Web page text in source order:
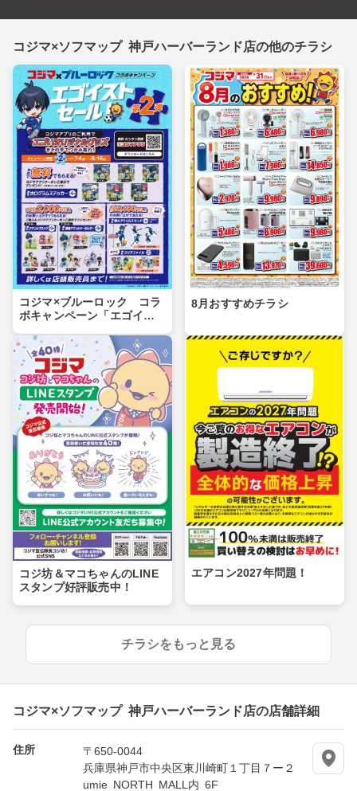
コジマ×ソフマップ 神戸ハーバーランド店の他のチラシ
コジマ×ブルーロック コラ
ボキャンペーン「エゴイス
8月おすすめチラシ
コジ坊＆マコちゃんのLINE
スタンプ好評販売中！
エアコン2027年問題！
チラシをもっと見る
コジマ×ソフマップ 神戸ハーバーランド店の店舗詳細
住所
〒650-0044
兵庫県神戸市中央区東川崎町１丁目７ー２
umie NORTH MALL内 6F